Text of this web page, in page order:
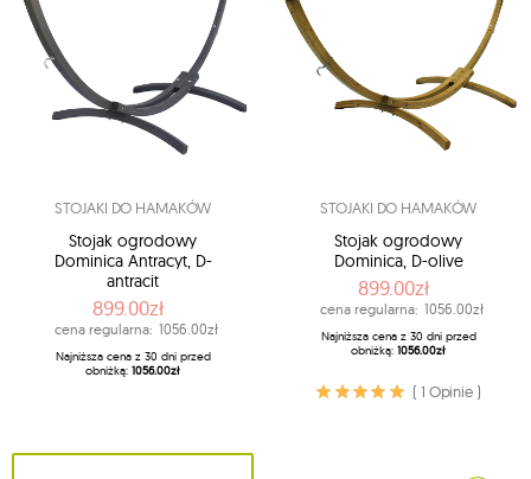
STOJAKI DO HAMAKÓW
Stojak ogrodowy
Dominica Antracyt, D-
antracit
899.00zł
cena regularna: 1056.00zł
Najniższa cena z 30 dni przed
obniżką: 1056.00zł
STOJAKI DO HAMAKÓW
Stojak ogrodowy
Dominica, D-olive
899.00zł
cena regularna: 1056.00zł
Najniższa cena z 30 dni przed
obniżką: 1056.00zł
( 1 Opinie )